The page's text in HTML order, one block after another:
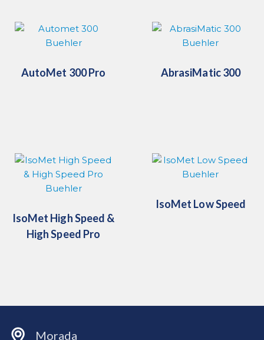
AutoMet 300 Pro AbrasiMatic 300
IsoMet High Speed &
High Speed ​​Pro
IsoMet Low Speed
Morada